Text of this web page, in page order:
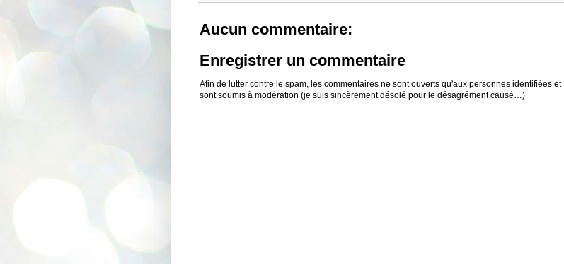
Aucun commentaire:
Enregistrer un commentaire
Afin de lutter contre le spam, les commentaires ne sont ouverts qu'aux personnes identifiées et
sont soumis à modération (je suis sincèrement désolé pour le désagrément causé…)